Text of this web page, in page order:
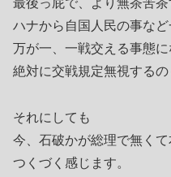
最後っ屁で、より無茶苦茶
ハナから自国人民の事など
万が一、一戦交える事態に
絶対に交戦規定無視するの
それにしても
今、石破かが総理で無く
つくづく感じます。